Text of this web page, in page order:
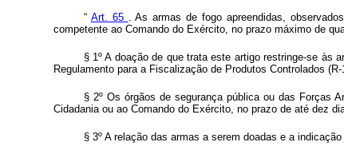
“ Art. 65 . As armas de fogo apreendidas,
competente ao Comando do Exército, no prazo máximo de
§ 1º A doação de que trata este artigo restringe-se às
Regulamento para a Fiscalização de Produtos Controlados (R-
§ 2º Os órgãos de segurança pública ou das Forças
Cidadania ou ao Comando do Exército, no prazo de até dez
§ 3º A relação das armas a serem doadas e a